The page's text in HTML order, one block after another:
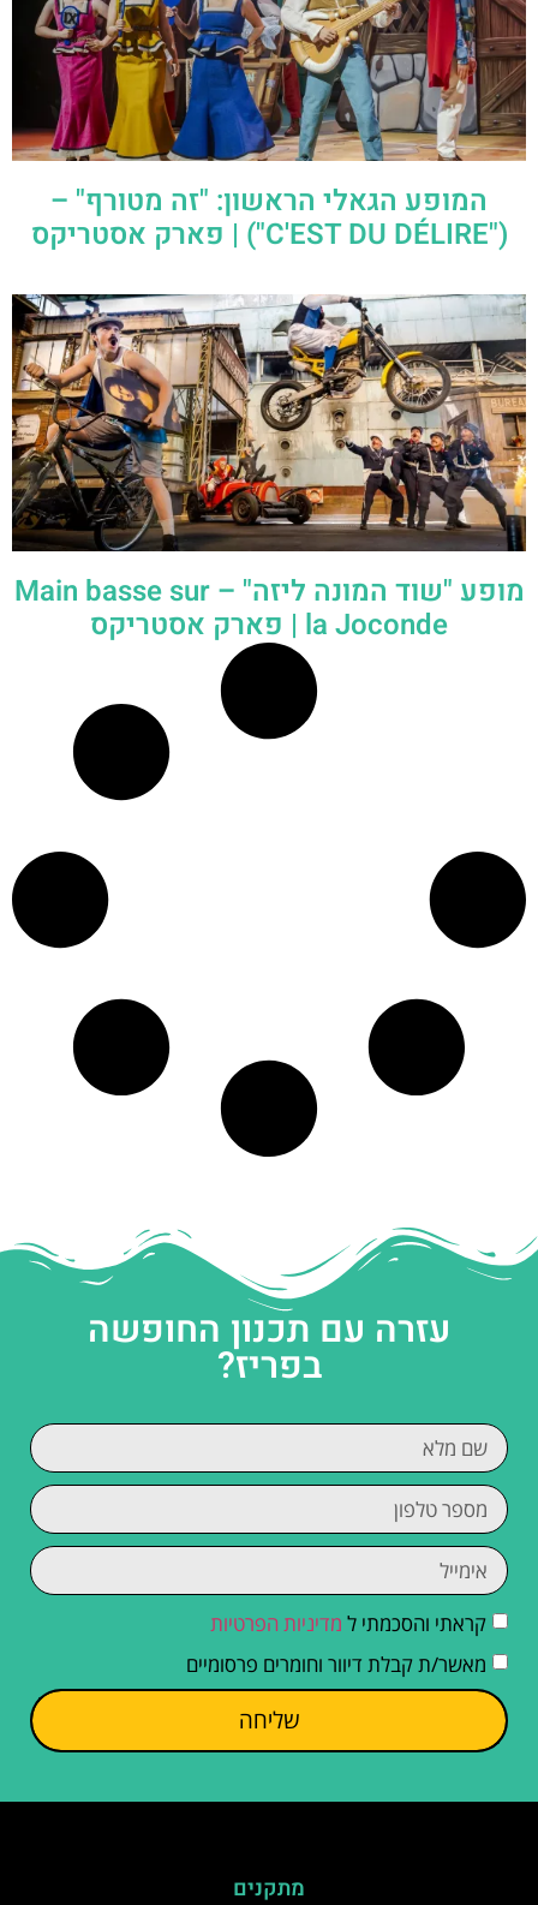
המופע הגאלי הראשון: "זה מטורף" –
("C'EST DU DÉLIRE") | פארק אסטריקס
מופע "שוד המונה ליזה" – Main basse sur
la Joconde | פארק אסטריקס
עזרה עם תכנון החופשה
בפריז?
קראתי והסכמתי ל מדיניות הפרטיות
מאשר/ת קבלת דיוור וחומרים פרסומיים
שליחה
מתקנים